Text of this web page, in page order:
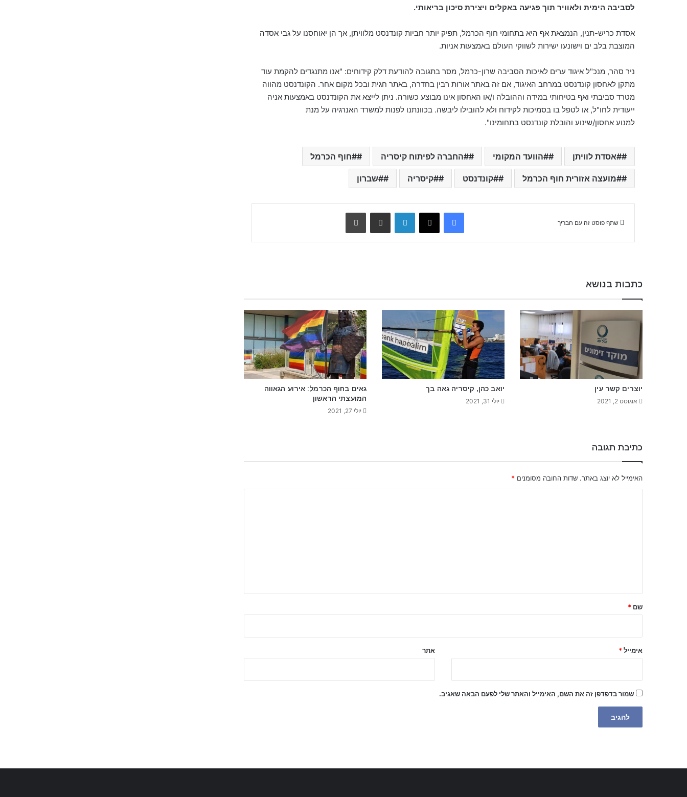
לסביבה הימית ולאוויר תוך פגיעה באקלים ויצירת סיכון בריאותי.
אסדת כריש-תנין, הנמצאת אף היא בתחומי חוף הכרמל, תפיק יותר חביות קונדנסט מלוויתן, אך הן יאוחסנו על גבי אסדה
המוצבת בלב ים וישונעו ישירות לשווקי העולם באמצעות אניות.
ניר סהר, מנכ"ל איגוד ערים לאיכות הסביבה שרון-כרמל, מסר בתגובה להודעת דלק קידוחים: "אנו מתנגדים להקמת עוד
מתקן לאחסון קונדנסט במרחב האיגוד, אם זה באתר אורות רבין בחדרה, באתר חגית ובכל מקום אחר. הקונדנסט מהווה
מטרד סביבתי ואף בטיחותי במידה וההובלה ו/או האחסון אינו מבוצע כשורה. ניתן לייצא את הקונדנסט באמצעות אניה
ייעודית לחו"ל, או לטפל בו בסמיכות לקידוח ולא להובילו ליבשה. בכוונתנו לפנות למשרד האנרגיה על מנת
למנוע אחסון/שינוע והובלת קונדנסט בתחומינו".
#אסדת לוויתן #הוועד המקומי #החברה לפיתוח קיסריה #חוף הכרמל
#מועצה אזורית חוף הכרמל #קונדנסט #קיסריה #שברון
שתף פוסט זה עם חבריך
כתבות בנושא
יוצרים קשר עין
אוגוסט 2, 2021
יואב כהן, קיסריה גאה בך
יולי 31, 2021
גאים בחוף הכרמל: אירוע הגאווה
המועצתי הראשון
יולי 27, 2021
כתיבת תגובה
האימייל לא יוצג באתר. שדות החובה מסומנים *
ל
שם *
אימייל * אתר
שמור בדפדפן זה את השם, האימייל והאתר שלי לפעם הבאה שאגיב.